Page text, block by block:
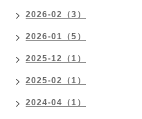
2026-02（3）
2026-01（5）
2025-12（1）
2025-02（1）
2024-04（1）